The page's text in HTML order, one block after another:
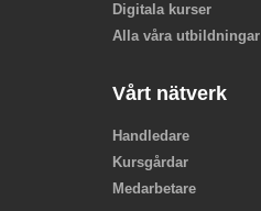
Digitala kurser
Alla våra utbildningar
Vårt nätverk
Handledare
Kursgårdar
Medarbetare